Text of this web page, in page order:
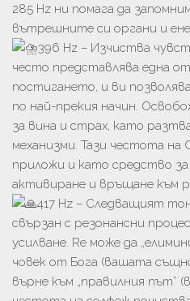
285 Hz ни помага да
вътрешните си органи и
396 Hz – Изчиства
често представлява една
постигането, и ви
по най-прекия начин.
за вина и страх, като
механизми. Тази честота на
приложи и като средство за
активиране и връщане към
417 Hz – Следващият
свързан с резонансни
усилване. Re може да
човек от Бога (вашата
върне към „правилния път”